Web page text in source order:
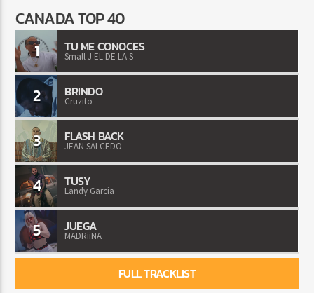
CANADA TOP 40
1 TU ME CONOCES
Small J EL DE LA S
2 BRINDO
Cruzito
3 FLASH BACK
JEAN SALCEDO
4 TUSY
Landy Garcia
5 JUEGA
MADRiiNA
FULL TRACKLIST